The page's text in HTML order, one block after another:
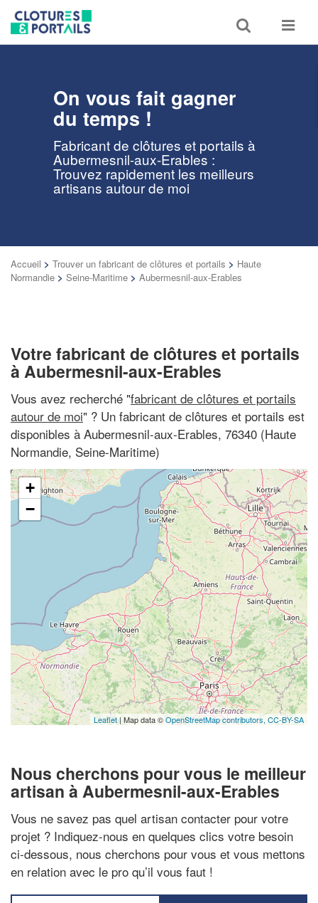
Toggle
search
Toggle
On vous fait gagner
du temps !
Fabricant de clôtures et portails à
Aubermesnil-aux-Erables :
Trouvez rapidement les meilleurs
artisans autour de moi
Accueil > Trouver un fabricant de clôtures et portails > Haute
Normandie > Seine-Maritime > Aubermesnil-aux-Erables
Votre fabricant de clôtures et portails
à Aubermesnil-aux-Erables
Vous avez recherché "fabricant de clôtures et portails
autour de moi" ? Un fabricant de clôtures et portails est
disponibles à Aubermesnil-aux-Erables, 76340 (Haute
Normandie, Seine-Maritime)
+
−
Leaflet | Map data ©OpenStreetMap contributors, CC-BY-SA
Nous cherchons pour vous le meilleur
artisan à Aubermesnil-aux-Erables
Vous ne savez pas quel artisan contacter pour votre
projet ? Indiquez-nous en quelques clics votre besoin
ci-dessous, nous cherchons pour vous et vous mettons
en relation avec le pro qu’il vous faut !